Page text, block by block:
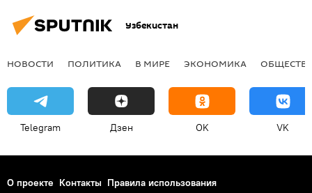
Узбекистан
НОВОСТИ ПОЛИТИКА В МИРЕ ЭКОНОМИКА
Telegram Дзен OK VK
О проекте Контакты Правила использования